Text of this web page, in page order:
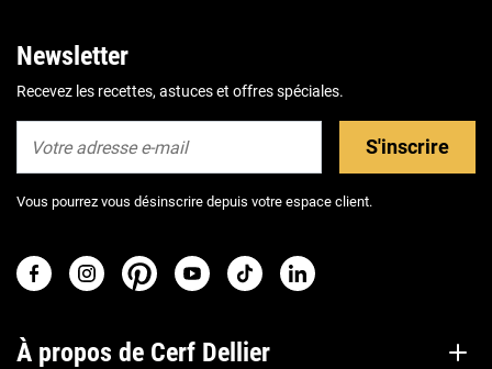
Newsletter
Recevez les recettes, astuces et offres spéciales.
S'inscrire
Vous pourrez vous désinscrire depuis votre espace client.
À propos de Cerf Dellier